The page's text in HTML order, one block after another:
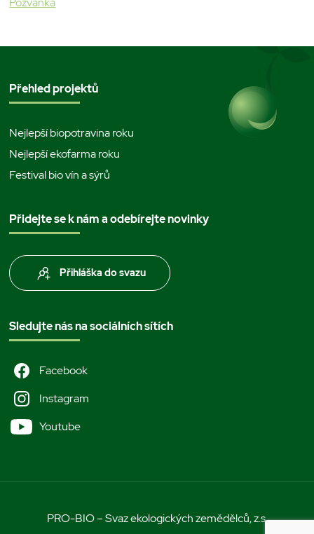
Přehled projektů
Nejlepší biopotravina roku
Nejlepší ekofarma roku
Festival bio vín a sýrů
Přidejte se k nám a odebírejte novinky
Přihláška do svazu
Sledujte nás na sociálních sítích
Facebook
Instagram
Youtube
PRO-BIO – Svaz ekologických zemědělců, z.s.